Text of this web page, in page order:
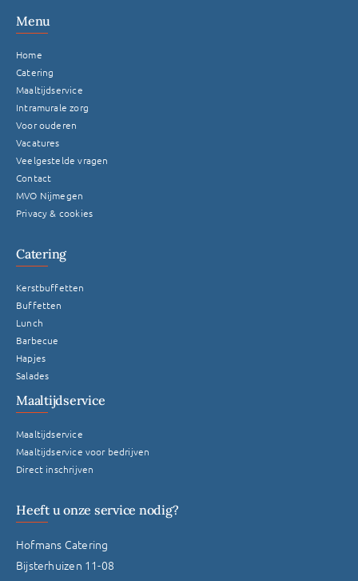
Menu
Home
Catering
Maaltijdservice
Intramurale zorg
Voor ouderen
Vacatures
Veelgestelde vragen
Contact
MVO Nijmegen
Privacy & cookies
Catering
Kerstbuffetten
Buffetten
Lunch
Barbecue
Hapjes
Salades
Maaltijdservice
Maaltijdservice
Maaltijdservice voor bedrijven
Direct inschrijven
Heeft u onze service nodig?
Hofmans Catering
Bijsterhuizen 11-08